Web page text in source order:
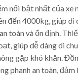
nổi bật nhất của xe
đến 4000kg, giúp di
toàn và ổn định.
giúp dễ dàng di
gặp khó khăn.
phanh an toàn, đảm